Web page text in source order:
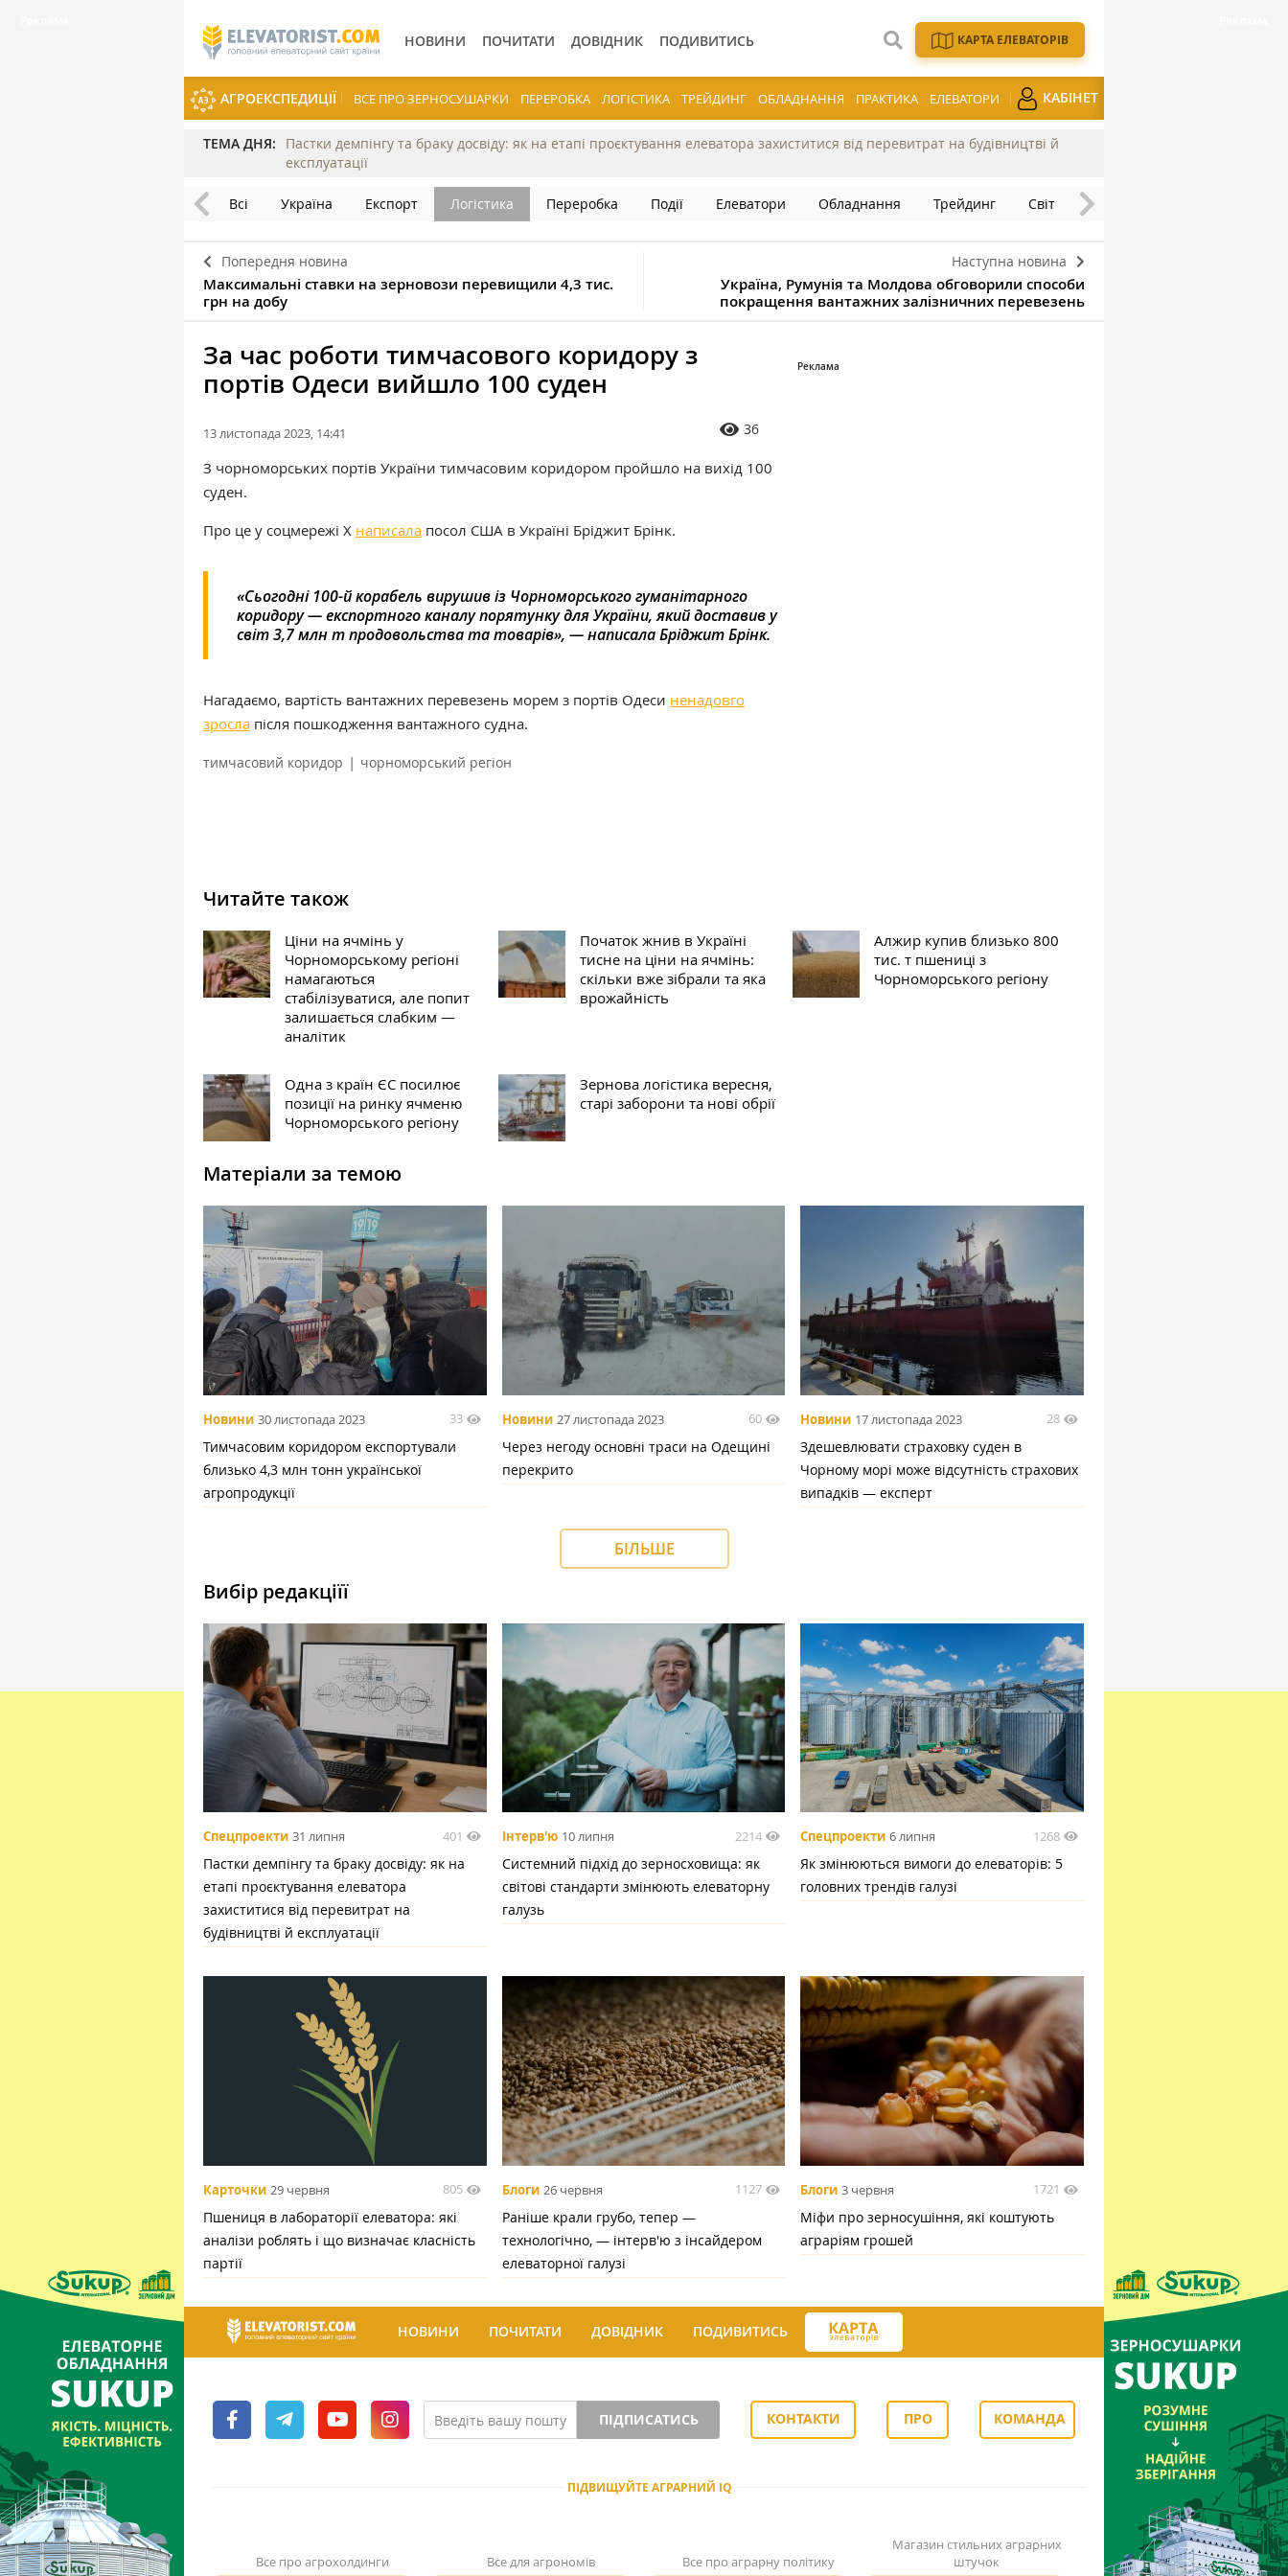
НОВИНИ ПОЧИТАТИ ДОВІДНИК ПОДИВИТИСЬ КАРТА ЕЛЕВАТОРІВ
АГРОЕКСПЕДИЦІЇ ВСЕ ПРО ЗЕРНОСУШАРКИ ПЕРЕРОБКА ЛОГІСТИКА ТРЕЙДИНГ ОБЛАДНАННЯ ПРАКТИКА ЕЛЕВАТОРИ КАБІНЕТ
ТЕМА ДНЯ:
Пастки демпінгу та браку досвіду: як на етапі проєктування елеватора захиститися від перевитрат на будівництві й
експлуатації
Всі Україна Експорт Логістика Переробка Події Елеватори Обладнання Трейдинг Світ
Попередня новина
Максимальні ставки на зерновози перевищили 4,3 тис.
грн на добу
Наступна новина
Україна, Румунія та Молдова обговорили способи
покращення вантажних залізничних перевезень
За час роботи тимчасового коридору з
портів Одеси вийшло 100 суден
13 листопада 2023, 14:41 36
З чорноморських портів України тимчасовим коридором пройшло на вихід 100
суден.
Про це у соцмережі Х написала посол США в Україні Бріджит Брінк.
«Сьогодні 100-й корабель вирушив із Чорноморського гуманітарного
коридору — експортного каналу порятунку для України, який доставив у
світ 3,7 млн т продовольства та товарів», — написала Бріджит Брінк.
Нагадаємо, вартість вантажних перевезень морем з портів Одеси ненадовго
зросла після пошкодження вантажного судна.
тимчасовий коридор | чорноморський регіон
Читайте також
Ціни на ячмінь у
Чорноморському регіоні
намагаються
стабілізуватися, але попит
залишається слабким —
аналітик
Початок жнив в Україні
тисне на ціни на ячмінь:
скільки вже зібрали та яка
врожайність
Алжир купив близько 800
тис. т пшениці з
Чорноморського регіону
Одна з країн ЄС посилює
позиції на ринку ячменю
Чорноморського регіону
Зернова логістика вересня,
старі заборони та нові обрії
Матеріали за темою
Новини 30 листопада 2023 33
Тимчасовим коридором експортували
близько 4,3 млн тонн української
агропродукції
Новини 27 листопада 2023 60
Через негоду основні траси на Одещині
перекрито
Новини 17 листопада 2023 28
Здешевлювати страховку суден в
Чорному морі може відсутність страхових
випадків — експерт
БІЛЬШЕ
Вибір редакціїї
Спецпроекти 31 липня 401
Пастки демпінгу та браку досвіду: як на
етапі проєктування елеватора
захиститися від перевитрат на
будівництві й експлуатації
Інтерв'ю 10 липня 2214
Системний підхід до зерносховища: як
світові стандарти змінюють елеваторну
галузь
Спецпроекти 6 липня 1268
Як змінюються вимоги до елеваторів: 5
головних трендів галузі
Карточки 29 червня 805
Пшениця в лабораторії елеватора: які
аналізи роблять і що визначає класність
партії
Блоги 26 червня 1127
Раніше крали грубо, тепер —
технологічно, — інтерв'ю з інсайдером
елеваторної галузі
Блоги 3 червня 1721
Міфи про зерносушіння, які коштують
аграріям грошей
НОВИНИ ПОЧИТАТИ ДОВІДНИК ПОДИВИТИСЬ
ПІДПИСАТИСЬ КОНТАКТИ
ПРО
КОМАНДА
ПІДВИЩУЙТЕ АГРАРНИЙ IQ
Все про агрохолдинги Все для агрономів Все про аграрну політику
Магазин стильних аграрних
штучок